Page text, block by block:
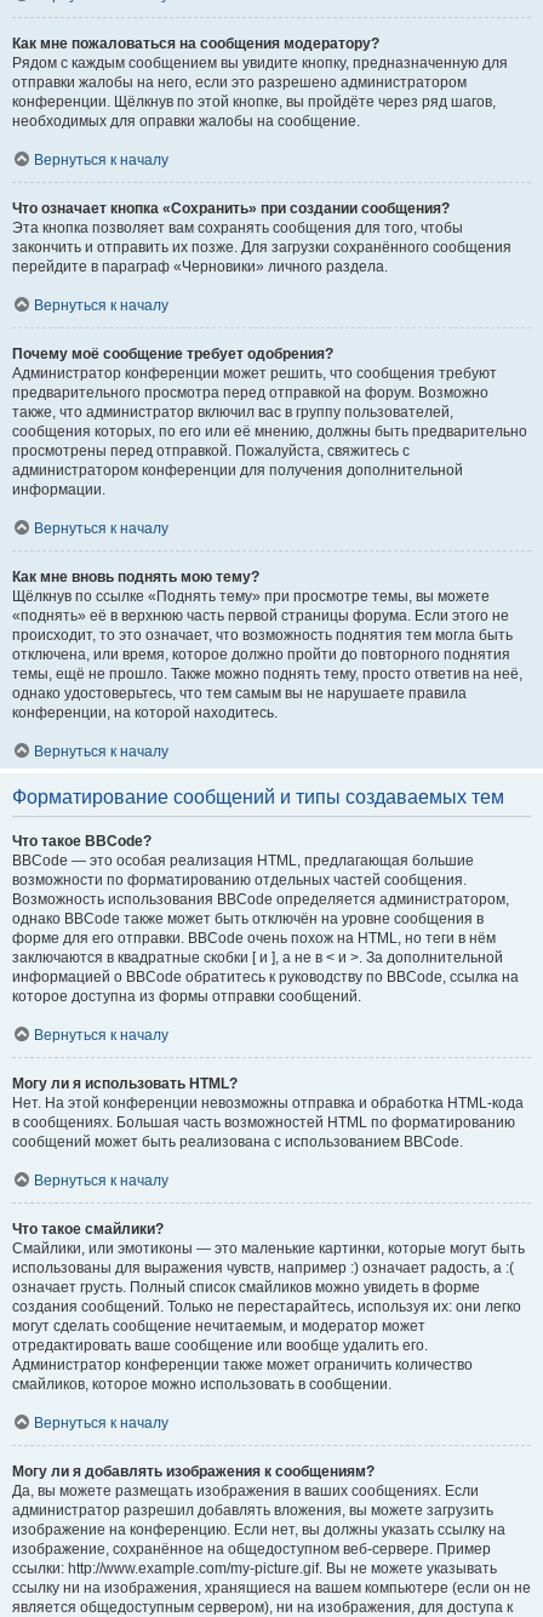
Как мне пожаловаться на сообщения модератору?
Рядом с каждым сообщением вы увидите кнопку, предназначенную для
отправки жалобы на него, если это разрешено администратором
конференции. Щёлкнув по этой кнопке, вы пройдёте через ряд шагов,
необходимых для оправки жалобы на сообщение.
Вернуться к началу
Что означает кнопка «Сохранить» при создании сообщения?
Эта кнопка позволяет вам сохранять сообщения для того, чтобы
закончить и отправить их позже. Для загрузки сохранённого сообщения
перейдите в параграф «Черновики» личного раздела.
Вернуться к началу
Почему моё сообщение требует одобрения?
Администратор конференции может решить, что сообщения требуют
предварительного просмотра перед отправкой на форум. Возможно
также, что администратор включил вас в группу пользователей,
сообщения которых, по его или её мнению, должны быть предварительно
просмотрены перед отправкой. Пожалуйста, свяжитесь с
администратором конференции для получения дополнительной
информации.
Вернуться к началу
Как мне вновь поднять мою тему?
Щёлкнув по ссылке «Поднять тему» при просмотре темы, вы можете
«поднять» её в верхнюю часть первой страницы форума. Если этого не
происходит, то это означает, что возможность поднятия тем могла быть
отключена, или время, которое должно пройти до повторного поднятия
темы, ещё не прошло. Также можно поднять тему, просто ответив на неё,
однако удостоверьтесь, что тем самым вы не нарушаете правила
конференции, на которой находитесь.
Вернуться к началу
Форматирование сообщений и типы создаваемых тем
Что такое BBCode?
BBCode — это особая реализация HTML, предлагающая большие
возможности по форматированию отдельных частей сообщения.
Возможность использования BBCode определяется администратором,
однако BBCode также может быть отключён на уровне сообщения в
форме для его отправки. BBCode очень похож на HTML, но теги в нём
заключаются в квадратные скобки [ и ], а не в < и >. За дополнительной
информацией о BBCode обратитесь к руководству по BBCode, ссылка на
которое доступна из формы отправки сообщений.
Вернуться к началу
Могу ли я использовать HTML?
Нет. На этой конференции невозможны отправка и обработка HTML-кода
в сообщениях. Большая часть возможностей HTML по форматированию
сообщений может быть реализована с использованием BBCode.
Вернуться к началу
Что такое смайлики?
Смайлики, или эмотиконы — это маленькие картинки, которые могут быть
использованы для выражения чувств, например :) означает радость, а :(
означает грусть. Полный список смайликов можно увидеть в форме
создания сообщений. Только не перестарайтесь, используя их: они легко
могут сделать сообщение нечитаемым, и модератор может
отредактировать ваше сообщение или вообще удалить его.
Администратор конференции также может ограничить количество
смайликов, которое можно использовать в сообщении.
Вернуться к началу
Могу ли я добавлять изображения к сообщениям?
Да, вы можете размещать изображения в ваших сообщениях. Если
администратор разрешил добавлять вложения, вы можете загрузить
изображение на конференцию. Если нет, вы должны указать ссылку на
изображение, сохранённое на общедоступном веб-сервере. Пример
ссылки: http://www.example.com/my-picture.gif. Вы не можете указывать
ссылку ни на изображения, хранящиеся на вашем компьютере (если он не
является общедоступным сервером), ни на изображения, для доступа к